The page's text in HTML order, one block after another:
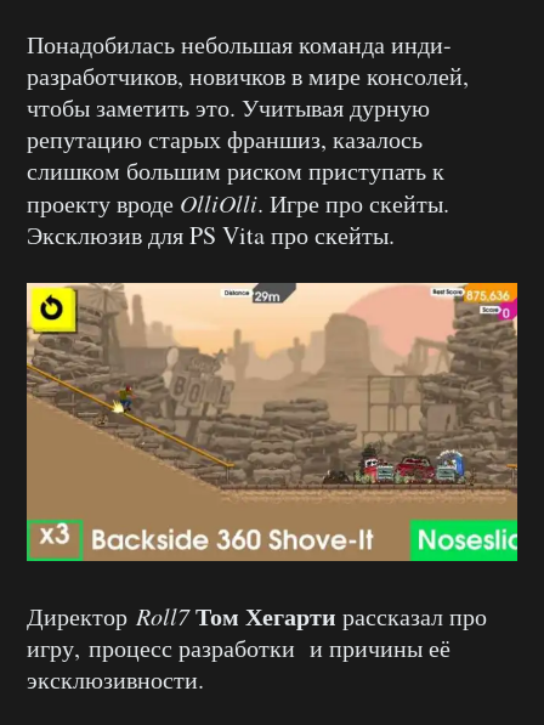
Понадобилась небольшая команда инди-
разработчиков, новичков в мире консолей,
чтобы заметить это. Учитывая дурную
репутацию старых франшиз, казалось
слишком большим риском приступать к
проекту вроде OlliOlli. Игре про скейты.
Эксклюзив для PS Vita про скейты.
Директор Roll7Том Хегарти рассказал про
игру, процесс разработки и причины её
эксклюзивности.